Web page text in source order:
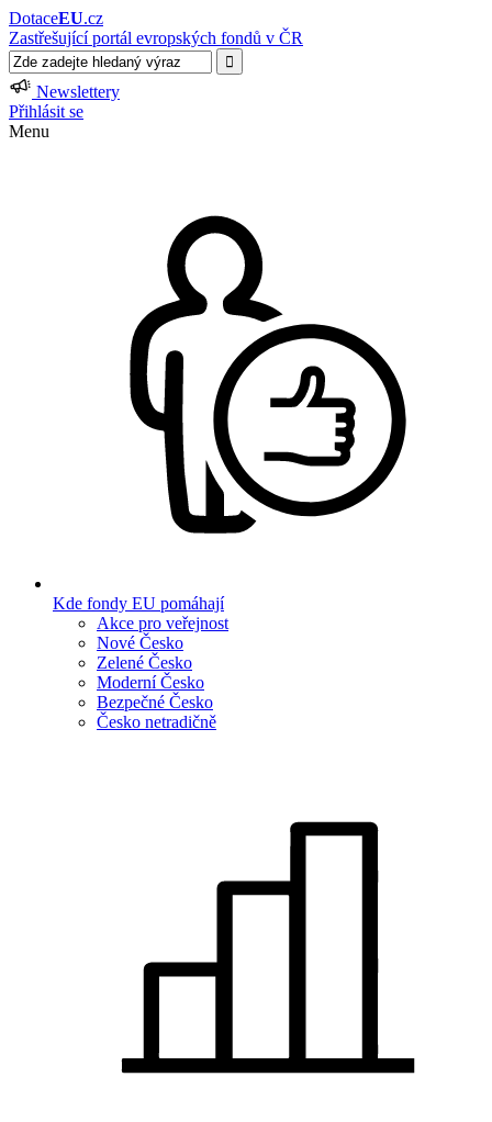
DotaceEU.cz
Zastřešující portál evropských fondů v ČR
Newslettery
Přihlásit se
Menu
Kde fondy EU pomáhají
Akce pro veřejnost
Nové Česko
Zelené Česko
Moderní Česko
Bezpečné Česko
Česko netradičně